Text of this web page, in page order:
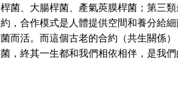
菌、大腸桿菌、產氣莢膜桿菌；第三
，合作模式是人體提供空間和養分給
而活。而這個古老的合約（共生關係
，終其一生都和我們相依相伴，是我們